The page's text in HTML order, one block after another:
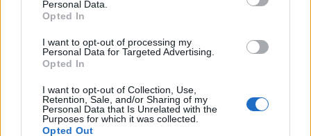
Personal Data.
Opted In
I want to opt-out of processing my
Personal Data for Targeted Advertising.
Opted In
I want to opt-out of Collection, Use,
Retention, Sale, and/or Sharing of my
Personal Data that Is Unrelated with the
Purposes for which it was collected.
Opted Out